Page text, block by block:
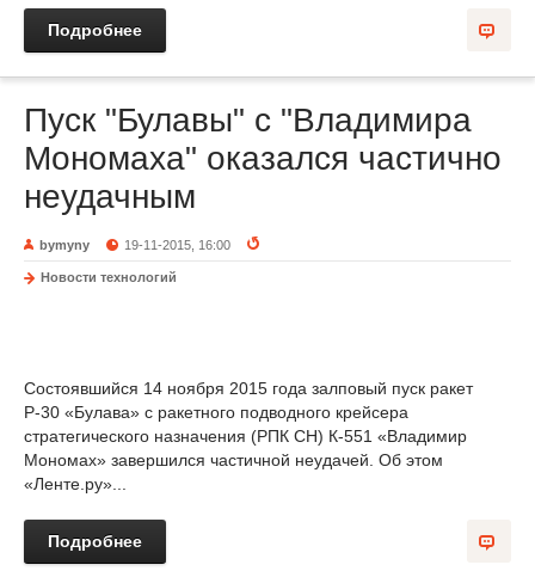
Подробнее
Пуск "Булавы" с "Владимира
Мономаха" оказался частично
неудачным
bymyny 19-11-2015, 16:00
Новости технологий
Состоявшийся 14 ноября 2015 года залповый пуск ракет
Р-30 «Булава» с ракетного подводного крейсера
стратегического назначения (РПК СН) К-551 «Владимир
Мономах» завершился частичной неудачей. Об этом
«Ленте.ру»...
Подробнее